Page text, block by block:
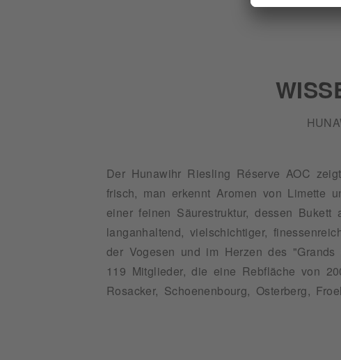
Der Hunawihr Riesling Réserve AOC
frisch, man erkennt Aromen von Limette
einer feinen Säurestruktur, dessen
langanhaltend, vielschichtiger,
der Vogesen und im Herzen des
119 Mitglieder, die eine Rebfläche von
Rosacker, Schoenenbourg, Osterberg,